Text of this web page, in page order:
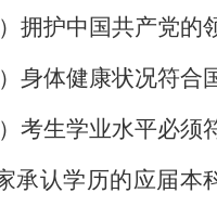
）拥护中国共产党的
）身体健康状况符合
）考生学业水平必
承认学历的应届本